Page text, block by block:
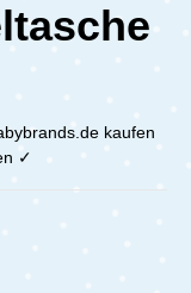
kaufen
✓